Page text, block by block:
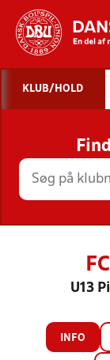
KLUB/HOLD
U13
INFO